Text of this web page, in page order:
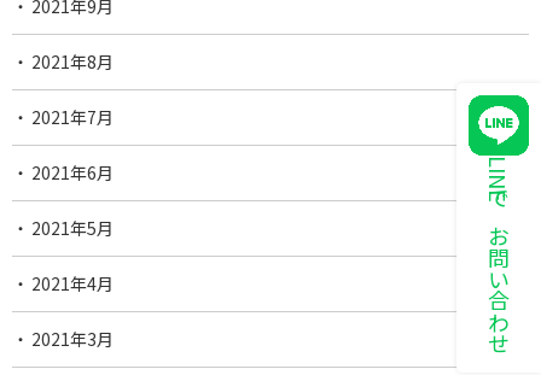
LINEでお問い合わせ
2021年9月
2021年8月
2021年7月
2021年6月
2021年5月
2021年4月
2021年3月